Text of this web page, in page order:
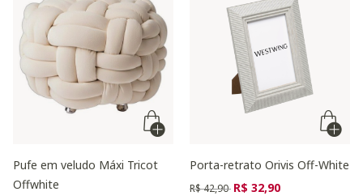
Pufe em veludo Máxi Tricot
Offwhite
Porta-retrato Orivis Off-White
Preço reduzido de
R$ 42,90 para
R$ 32,90